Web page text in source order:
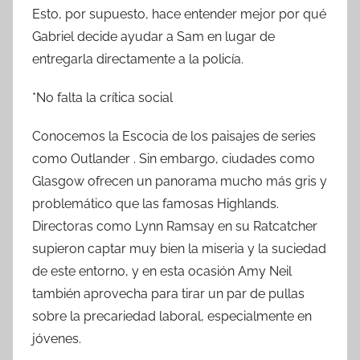
Esto, por supuesto, hace entender mejor por qué
Gabriel decide ayudar a Sam en lugar de
entregarla directamente a la policía.
*No falta la crítica social
Conocemos la Escocia de los paisajes de series
como Outlander . Sin embargo, ciudades como
Glasgow ofrecen un panorama mucho más gris y
problemático que las famosas Highlands.
Directoras como Lynn Ramsay en su Ratcatcher
supieron captar muy bien la miseria y la suciedad
de este entorno, y en esta ocasión Amy Neil
también aprovecha para tirar un par de pullas
sobre la precariedad laboral, especialmente en
jóvenes.